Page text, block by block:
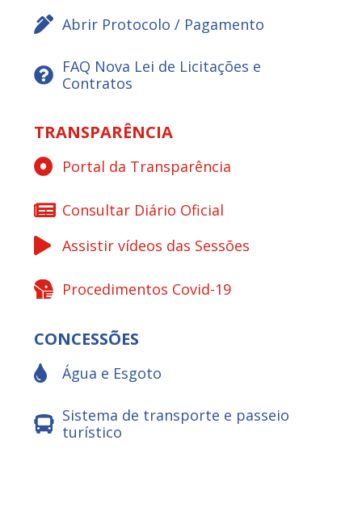
Abrir Protocolo / Pagamento
FAQ Nova Lei de Licitações e
Contratos
TRANSPARÊNCIA
Portal da Transparência
Consultar Diário Oficial
Assistir vídeos das Sessões
Procedimentos Covid-19
CONCESSÕES
Água e Esgoto
Sistema de transporte e passeio
turístico